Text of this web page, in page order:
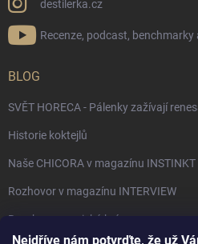
Nejdříve nám potvrďte, že už
destilerka.cz
Recenze, podcast,
BLOG
SVĚT HORECA - Pálenky zažívají
Historie koktejlů
Naše CHICORA v magazínu INSTINKT
Rozhovor v magazínu INTERVIEW
Bourbon, americká krása.